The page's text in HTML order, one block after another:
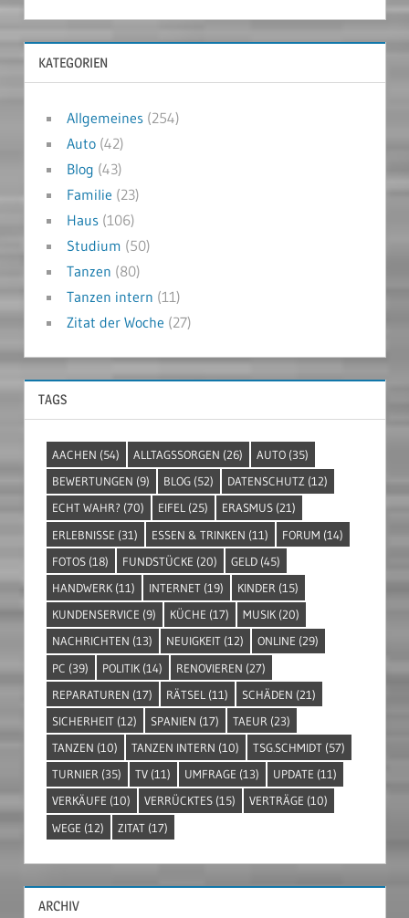
KATEGORIEN
Allgemeines(254)
Auto(42)
Blog (43)
Familie (23)
Haus(106)
Studium (50)
Tanzen (80)
Tanzen intern (11)
Zitat der Woche (27)
TAGS
AACHEN (54) ALLTAGSSORGEN (26) AUTO (35)
BEWERTUNGEN (9) BLOG (52) DATENSCHUTZ (12)
ECHT WAHR? (70) EIFEL (25) ERASMUS (21)
ERLEBNISSE (31) ESSEN & TRINKEN (11) FORUM (14)
FOTOS (18) FUNDSTÜCKE (20) GELD (45)
HANDWERK (11) INTERNET (19) KINDER (15)
KUNDENSERVICE (9) KÜCHE (17) MUSIK (20)
NACHRICHTEN (13) NEUIGKEIT (12) ONLINE (29)
PC (39) POLITIK (14) RENOVIEREN (27)
REPARATUREN (17) RÄTSEL (11) SCHÄDEN (21)
SICHERHEIT (12) SPANIEN (17) TAEUR (23)
TANZEN (10) TANZEN INTERN (10) TSG.SCHMIDT (57)
TURNIER (35) TV (11) UMFRAGE (13) UPDATE (11)
VERKÄUFE (10) VERRÜCKTES (15) VERTRÄGE (10)
WEGE (12) ZITAT (17)
ARCHIV